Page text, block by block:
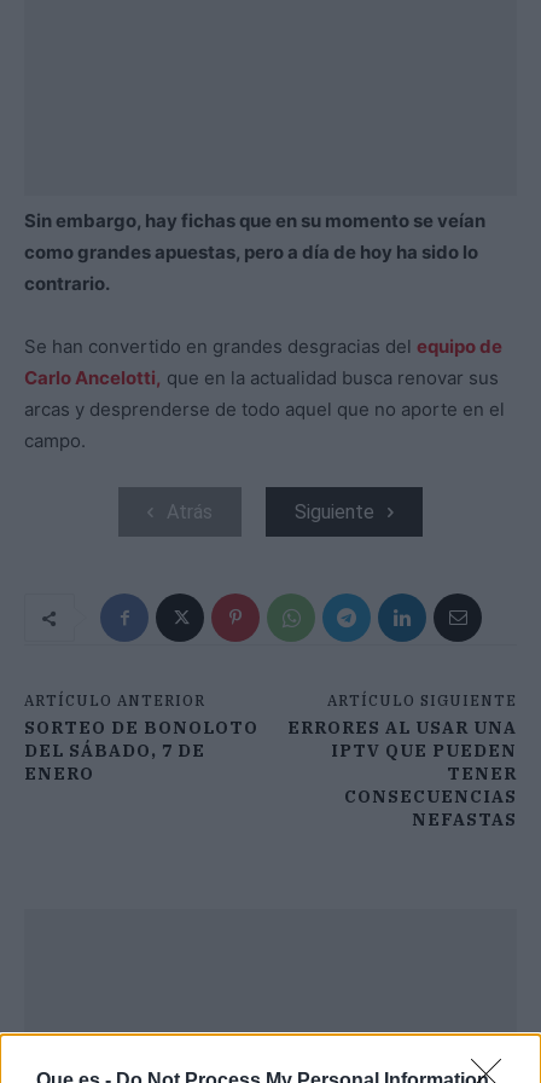
Sin embargo, hay fichas que en su momento se veían
como grandes apuestas, pero a día de hoy ha sido lo
contrario.
Se han convertido en grandes desgracias del equipo de
Carlo Ancelotti, que en la actualidad busca renovar sus
arcas y desprenderse de todo aquel que no aporte en el
campo.
Atrás Siguiente
ARTÍCULO ANTERIOR
SORTEO DE BONOLOTO
DEL SÁBADO, 7 DE
ENERO
ARTÍCULO SIGUIENTE
ERRORES AL USAR UNA
IPTV QUE PUEDEN
TENER
CONSECUENCIAS
NEFASTAS